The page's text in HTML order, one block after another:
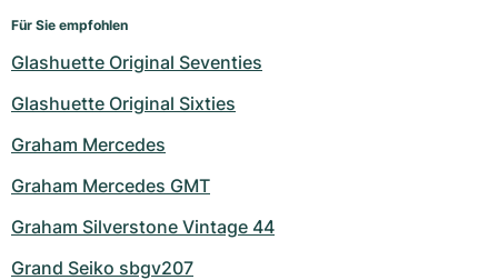
Für Sie empfohlen
Glashuette Original Seventies
Glashuette Original Sixties
Graham Mercedes
Graham Mercedes GMT
Graham Silverstone Vintage 44
Grand Seiko sbgv207